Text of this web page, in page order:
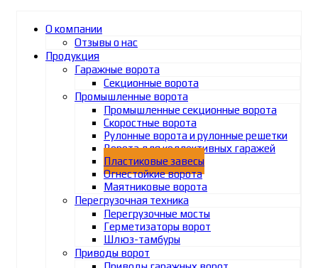
О компании
Отзывы о нас
Продукция
Гаражные ворота
Секционные ворота
Промышленные ворота
Промышленные секционные ворота
Скоростные ворота
Рулонные ворота и рулонные решетки
Ворота для коллективных гаражей
Пластиковые завесы
Огнестойкие ворота
Маятниковые ворота
Перегрузочная техника
Перегрузочные мосты
Герметизаторы ворот
Шлюз-тамбуры
Приводы ворот